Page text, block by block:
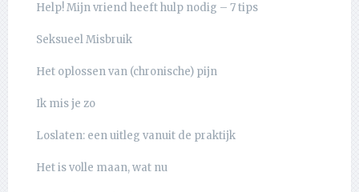
Help! Mijn vriend heeft hulp nodig – 7 tips
Seksueel Misbruik
Het oplossen van (chronische) pijn
Ik mis je zo
Loslaten: een uitleg vanuit de praktijk
Het is volle maan, wat nu